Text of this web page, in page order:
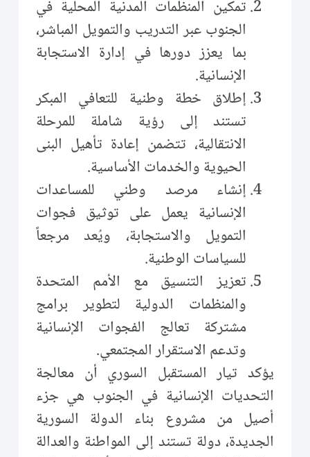
تمكين المنظمات المدنية المحلية في
الجنوب عبر التدريب والتمويل المباشر،
بما يعزز دورها في إدارة الاستجابة
الإنسانية.
إطلاق خطة وطنية للتعافي المبكر
تستند إلى رؤية شاملة للمرحلة
الانتقالية، تتضمن إعادة تأهيل البنى
الحيوية والخدمات الأساسية.
إنشاء مرصد وطني للمساعدات
الإنسانية يعمل على توثيق فجوات
التمويل والاستجابة، ويُعد مرجعاً
للسياسات الوطنية.
تعزيز التنسيق مع الأمم المتحدة
والمنظمات الدولية لتطوير برامج
مشتركة تعالج الفجوات الإنسانية
وتدعم الاستقرار المجتمعي.
يؤكد تيار المستقبل السوري أن معالجة
التحديات الإنسانية في الجنوب هي جزء
أصيل من مشروع بناء الدولة السورية
الجديدة، دولة تستند إلى المواطنة والعدالة